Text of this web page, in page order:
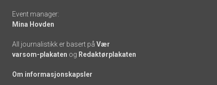
Event manager:
Mina Hovden
All journalistikk er basert på Vær
varsom-plakaten og Redaktørplakaten
Om informasjonskapsler